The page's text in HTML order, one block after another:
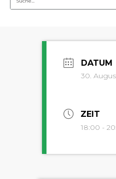
30.
ZEIT
18:00 -